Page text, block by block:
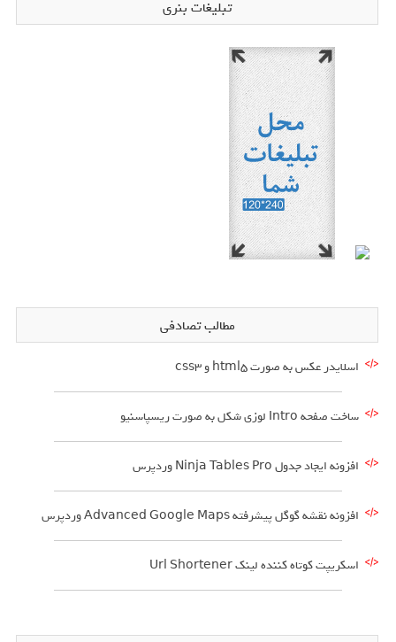
تبلیغات بنری
مطالب تصادفی
اسلایدر عکس به صورت html5 و css3
ساخت صفحه Intro لوزی شکل به صورت ریسپاسنیو
افزونه ایجاد جدول Ninja Tables Pro وردپرس
افزونه نقشه گوگل پیشرفته Advanced Google Maps وردپرس
اسکریپت کوتاه کننده لینک Url Shortener